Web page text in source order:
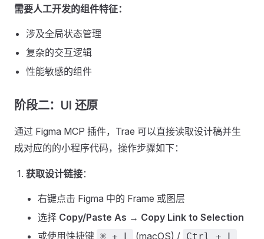
需要人工开发的组件特征：
涉及全局状态管理
复杂的交互逻辑
性能敏感的组件
阶段二：UI 还原
通过 Figma MCP 插件，Trae 可以直接读取设计稿并生
成对应的的小程序代码，操作步骤如下：
获取设计链接：
右键点击 Figma 中的 Frame 或图层
选择 Copy/Paste As → Copy Link to Selection
或使用快捷键 ⌘ + L (macOS) / Ctrl + L